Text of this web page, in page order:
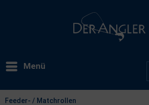
Menü
Feeder- / Matchrollen